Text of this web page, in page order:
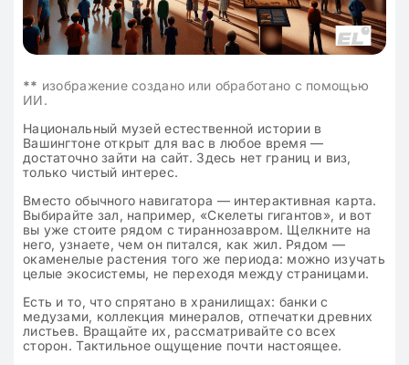
** изображение создано или обработано с помощью
ИИ.
Национальный музей естественной истории в
Вашингтоне открыт для вас в любое время —
достаточно зайти на сайт. Здесь нет границ и виз,
только чистый интерес.
Вместо обычного навигатора — интерактивная карта.
Выбирайте зал, например, «Скелеты гигантов», и вот
вы уже стоите рядом с тираннозавром. Щелкните на
него, узнаете, чем он питался, как жил. Рядом —
окаменелые растения того же периода: можно изучать
целые экосистемы, не переходя между страницами.
Есть и то, что спрятано в хранилищах: банки с
медузами, коллекция минералов, отпечатки древних
листьев. Вращайте их, рассматривайте со всех
сторон. Тактильное ощущение почти настоящее.